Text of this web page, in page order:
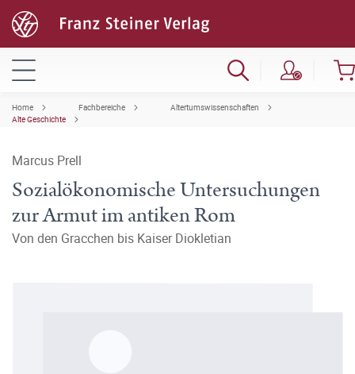
Home Fachbereiche
Altertumswissenschaften
Alte Geschichte
Marcus Prell
Sozialökonomische Untersuchungen
zur Armut im antiken Rom
Von den Gracchen bis Kaiser Diokletian